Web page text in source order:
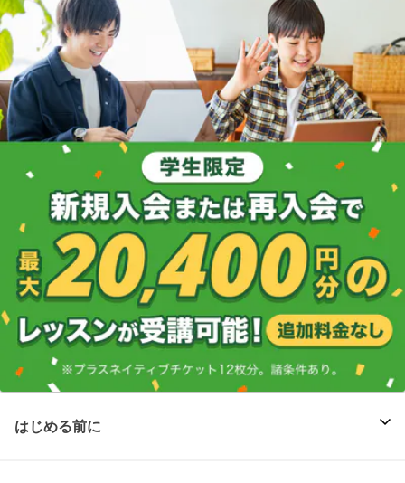
はじめる前に